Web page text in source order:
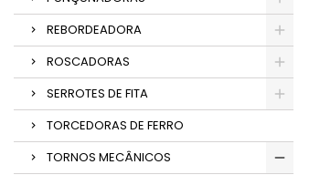
REBORDEADORA
ROSCADORAS
SERROTES DE FITA
TORCEDORAS DE FERRO
TORNOS MECÂNICOS